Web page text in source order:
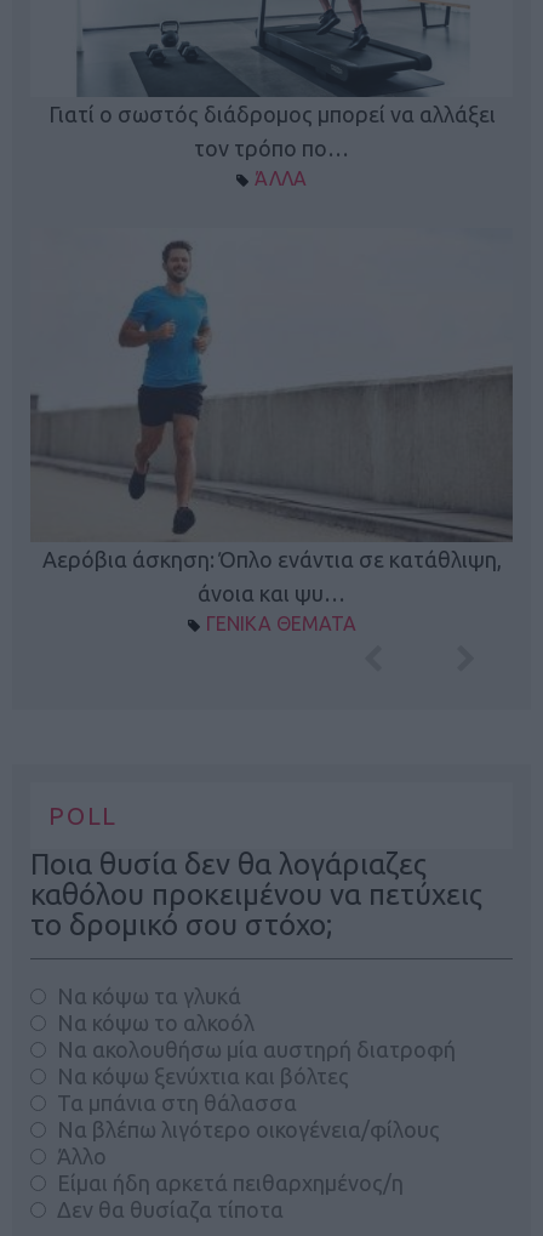
Γιατί ο σωστός διάδρομος μπορεί να αλλάξει
τον τρόπο πο…
ΆΛΛΑ
Αερόβια άσκηση: Όπλο ενάντια σε κατάθλιψη,
άνοια και ψυ…
ΓΕΝΙΚΑ ΘΕΜΑΤΑ
POLL
Ποια θυσία δεν θα λογάριαζες
καθόλου προκειμένου να πετύχεις
το δρομικό σου στόχο;
Να κόψω τα γλυκά
Να κόψω το αλκοόλ
Να ακολουθήσω μία αυστηρή διατροφή
Να κόψω ξενύχτια και βόλτες
Τα μπάνια στη θάλασσα
Να βλέπω λιγότερο οικογένεια/φίλους
Άλλο
Είμαι ήδη αρκετά πειθαρχημένος/η
Δεν θα θυσίαζα τίποτα